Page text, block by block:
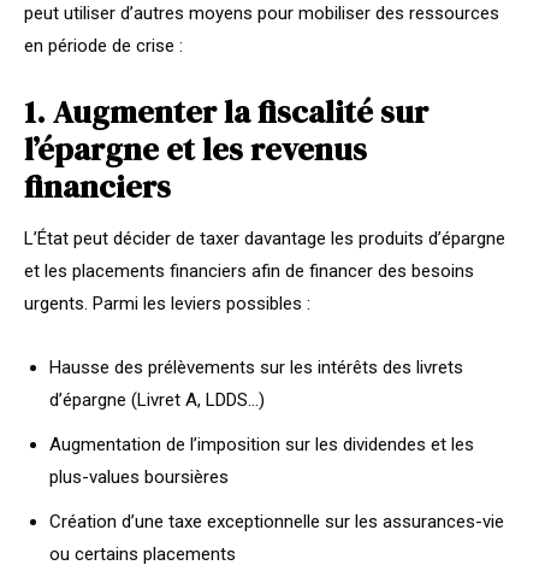
peut utiliser d’autres moyens pour mobiliser des ressources
en période de crise :
1. Augmenter la fiscalité sur
l’épargne et les revenus
financiers
L’État peut décider de taxer davantage les produits d’épargne
et les placements financiers afin de financer des besoins
urgents. Parmi les leviers possibles :
Hausse des prélèvements sur les intérêts des livrets
d’épargne (Livret A, LDDS…)
Augmentation de l’imposition sur les dividendes et les
plus-values boursières
Création d’une taxe exceptionnelle sur les assurances-vie
ou certains placements